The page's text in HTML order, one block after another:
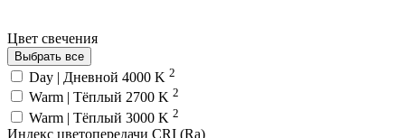
Цвет свечения
Выбрать все
Day | Дневной 4000 K 2
Warm | Тёплый 2700 K 2
Warm | Тёплый 3000 K 2
Индекс цветопередачи CRI (Ra)